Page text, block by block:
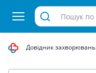
Довідник захворювань